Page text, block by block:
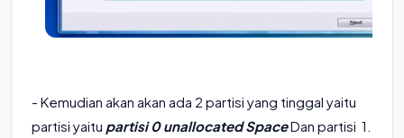
- Kemudian akan akan ada 2 partisi yang tinggal yaitu
partisi yaitu partisi 0 unallocated SpaceDan partisi 1.